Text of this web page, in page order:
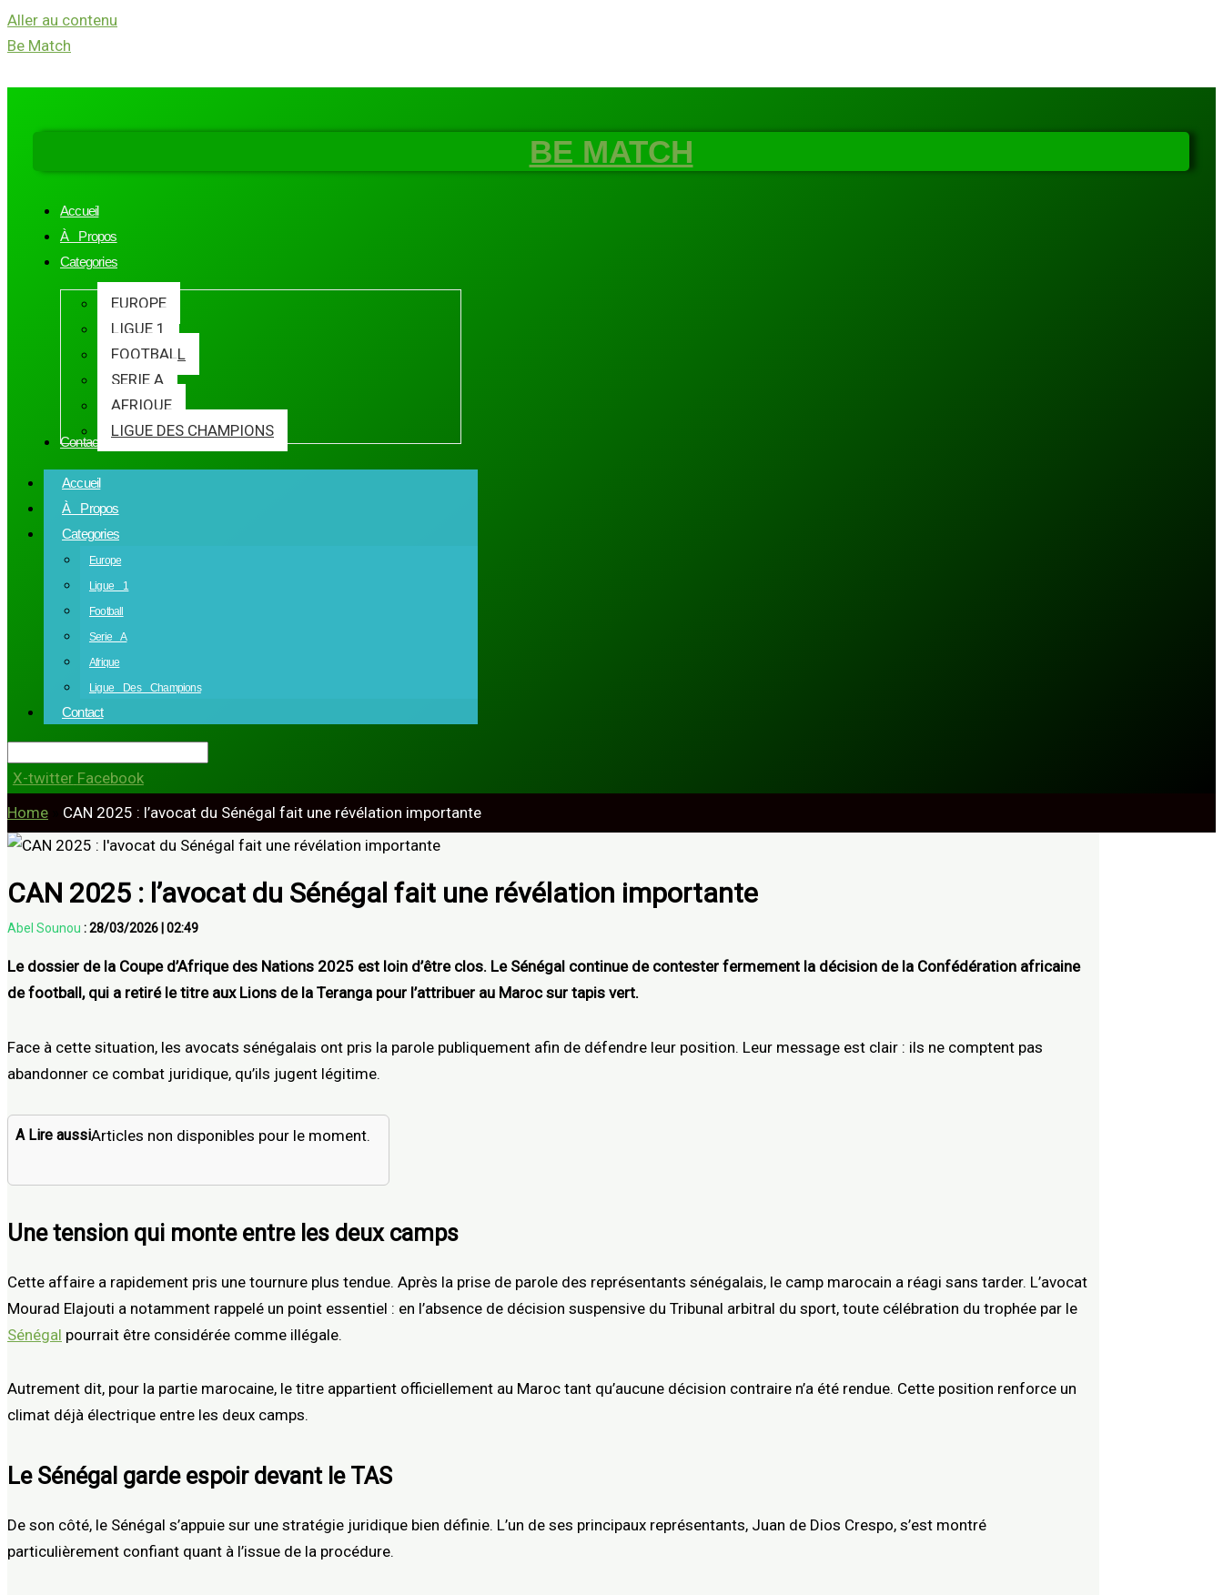
Aller au contenu
Be Match
BE MATCH
Accueil
À Propos
Categories
EUROPE
LIGUE 1
FOOTBALL
SERIE A
AFRIQUE
LIGUE DES CHAMPIONS
Contact
Accueil
À Propos
Categories
Europe
Ligue 1
Football
Serie A
Afrique
Ligue Des Champions
Contact
X-twitter Facebook
Home
CAN 2025 : l’avocat du Sénégal fait une révélation importante
CAN 2025 : l’avocat du Sénégal fait une révélation importante
Abel Sounou :28/03/2026 02:49
Le dossier de la Coupe d’Afrique des Nations 2025 est loin d’être clos. Le Sénégal continue de contester fermement la décision de la Confédération africaine
de football, qui a retiré le titre aux Lions de la Teranga pour l’attribuer au Maroc sur tapis vert.
Face à cette situation, les avocats sénégalais ont pris la parole publiquement afin de défendre leur position. Leur message est clair : ils ne comptent pas
abandonner ce combat juridique, qu’ils jugent légitime.
A Lire aussiArticles non disponibles pour le moment.
Une tension qui monte entre les deux camps
Cette affaire a rapidement pris une tournure plus tendue. Après la prise de parole des représentants sénégalais, le camp marocain a réagi sans tarder. L’avocat
Mourad Elajouti a notamment rappelé un point essentiel : en l’absence de décision suspensive du Tribunal arbitral du sport, toute célébration du trophée par le
Sénégal pourrait être considérée comme illégale.
Autrement dit, pour la partie marocaine, le titre appartient officiellement au Maroc tant qu’aucune décision contraire n’a été rendue. Cette position renforce un
climat déjà électrique entre les deux camps.
Le Sénégal garde espoir devant le TAS
De son côté, le Sénégal s’appuie sur une stratégie juridique bien définie. L’un de ses principaux représentants, Juan de Dios Crespo, s’est montré
particulièrement confiant quant à l’issue de la procédure.